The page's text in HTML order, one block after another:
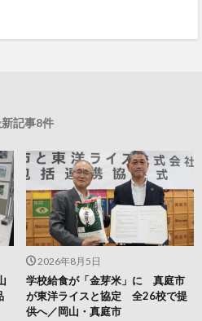
記事8件
2026年8月5日
学校給食が「金芽米」に 真庭市
が東洋ライスと協定 全26校で提
供へ／岡山・真庭市